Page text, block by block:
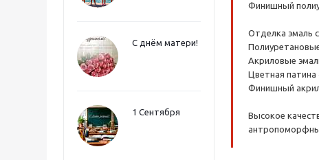
С днём матери!
1 Сентября
Финишный
Отделка эмаль
Акриловые
Цветная
Финишный
Высокое